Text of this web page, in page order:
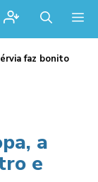
faz bonito
a
e